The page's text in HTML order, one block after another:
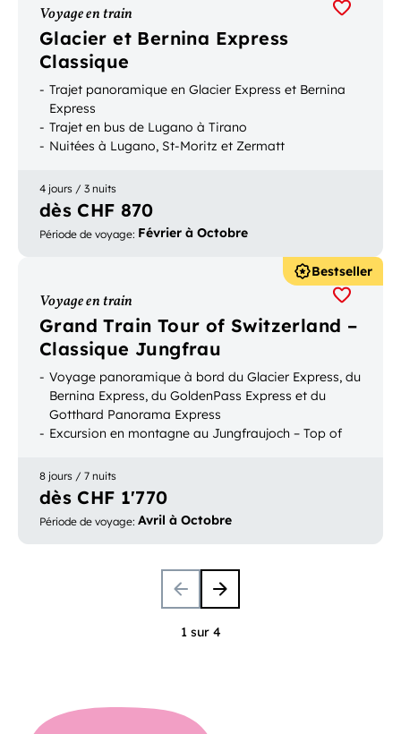
Voyage en train
Glacier et Bernina Express
Classique
Trajet panoramique en Glacier Express et Bernina
Express
Trajet en bus de Lugano à Tirano
Nuitées à Lugano, St-Moritz et Zermatt
4 jours / 3 nuits
dès CHF 870
Période de voyage: Février à Octobre
Bestseller
Voyage en train
Grand Train Tour of Switzerland –
Classique Jungfrau
Voyage panoramique à bord du Glacier Express, du
Bernina Express, du GoldenPass Express et du
Gotthard Panorama Express
Excursion en montagne au Jungfraujoch – Top of
Possibilité de réserver le transport des bagages
8 jours / 7 nuits
dès CHF 1'770
Période de voyage: Avril à Octobre
1 sur 4